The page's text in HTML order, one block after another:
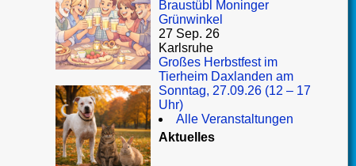
Braustübl Moninger
Grünwinkel
27 Sep. 26
Karlsruhe
Großes Herbstfest im
Tierheim Daxlanden am
Sonntag, 27.09.26 (12 – 17
Uhr)
Alle Veranstaltungen
Aktuelles